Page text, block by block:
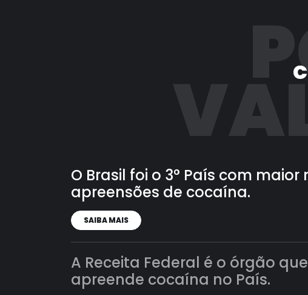
O Brasil foi o 3° País com
apreensões de cocaína.
SAIBA MAIS
A Receita Federal é o órgão
apreende cocaína no País.